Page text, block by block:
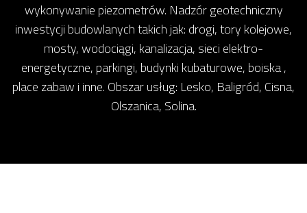
wykonywanie piezometrów. Nadzór geotechniczny
inwestycji budowlanych takich jak: drogi, tory kolejowe,
mosty, wodociągi, kanalizacja, sieci elektro-
energetyczne, parkingi, budynki kubaturowe, boiska ,
place zabaw i inne. Obszar usług: Lesko, Baligród, Cisna,
Olszanica, Solina.